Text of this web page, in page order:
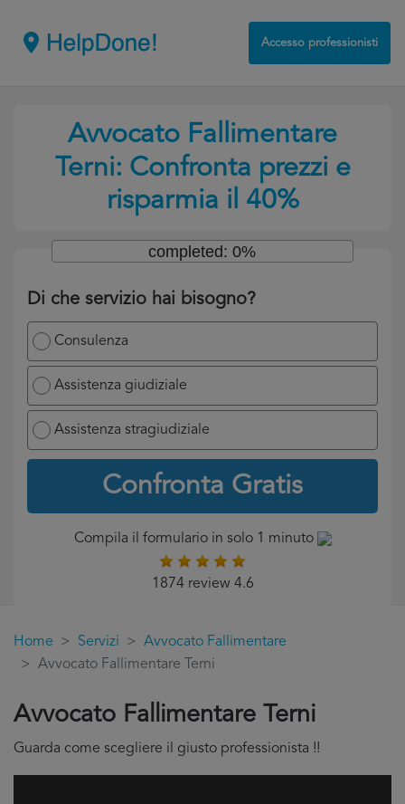
Accesso professionisti
Avvocato Fallimentare
Terni: Confronta prezzi e
risparmia il 40%
Di che servizio hai bisogno?
Consulenza
Assistenza giudiziale
Assistenza stragiudiziale
Confronta Gratis
completed: 0%
Compila il formulario in solo 1 minuto
1874 review 4.6
Home Servizi
Avvocato Fallimentare
Avvocato Fallimentare Terni
Avvocato Fallimentare Terni
Guarda come scegliere il giusto professionista !!